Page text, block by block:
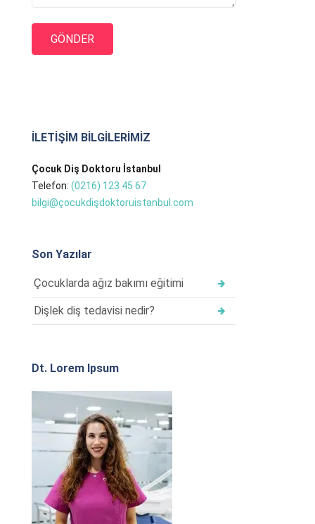
İLETİŞİM BİLGİLERİMİZ
Çocuk Diş Doktoru İstanbul
Telefon: (0216) 123 45 67
bilgi@çocukdişdoktoruistanbul.com
Son Yazılar
Çocuklarda ağız bakımı eğitimi
Dişlek diş tedavisi nedir?
Dt. Lorem Ipsum